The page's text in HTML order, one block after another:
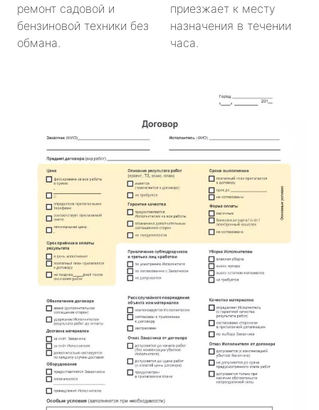
ремонт садовой и
бензиновой техники без
обмана.
приезжает к месту
назначения в течении
часа.